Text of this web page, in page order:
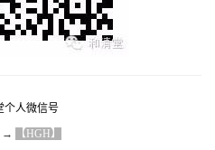
个人微信号
→ 【HGH】